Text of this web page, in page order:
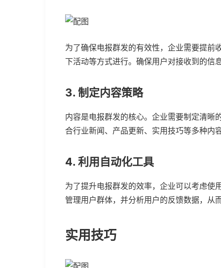
为了确保电报群发的有效性，企业需要提前
下活动等方式进行。确保用户对接收到的信
3. 制定内容策略
内容是电报群发的核心。企业需要制定清晰
合行业新闻、产品更新、实用技巧等多种内
4. 利用自动化工具
为了提升电报群发的效率，企业可以考虑使
管理用户群体，并分析用户的反馈数据，从
实用技巧